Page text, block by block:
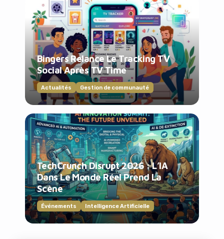
Bingers Relance Le Tracking TV
Social Après TV Time
Actualités Gestion de communauté
TechCrunch Disrupt 2026 : L’IA
Dans Le Monde Réel Prend La
Scène
Événements Intelligence Artificielle